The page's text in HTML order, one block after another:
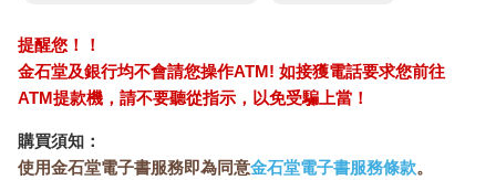
提醒您！！
金石堂及銀行均不會請您操作ATM! 如接獲電話要求您前往
ATM提款機，請不要聽從指示，以免受騙上當！
購買須知：
使用金石堂電子書服務即為同意金石堂電子書服務條款。